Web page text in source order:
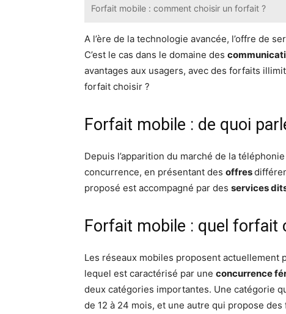
Forfait mobile : comment choisir un forfait ?
A l’ère de la technologie avancée, l’offre de
C’est le cas dans le domaine des
avantages aux usagers, avec des forfaits
forfait choisir ?
Forfait mobile : de quoi
Depuis l’apparition du marché de la
concurrence, en présentant des offres
proposé est accompagné par des services
Forfait mobile : quel forfait
Les réseaux mobiles proposent actuellement
lequel est caractérisé par une concurrence
deux catégories importantes. Une catégorie
de 12 à 24 mois, et une autre qui propose